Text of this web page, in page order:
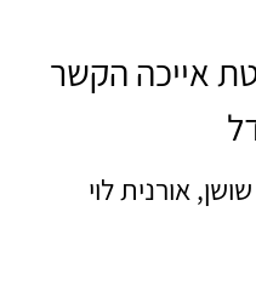
אייכה הקשר
אורנית לוי